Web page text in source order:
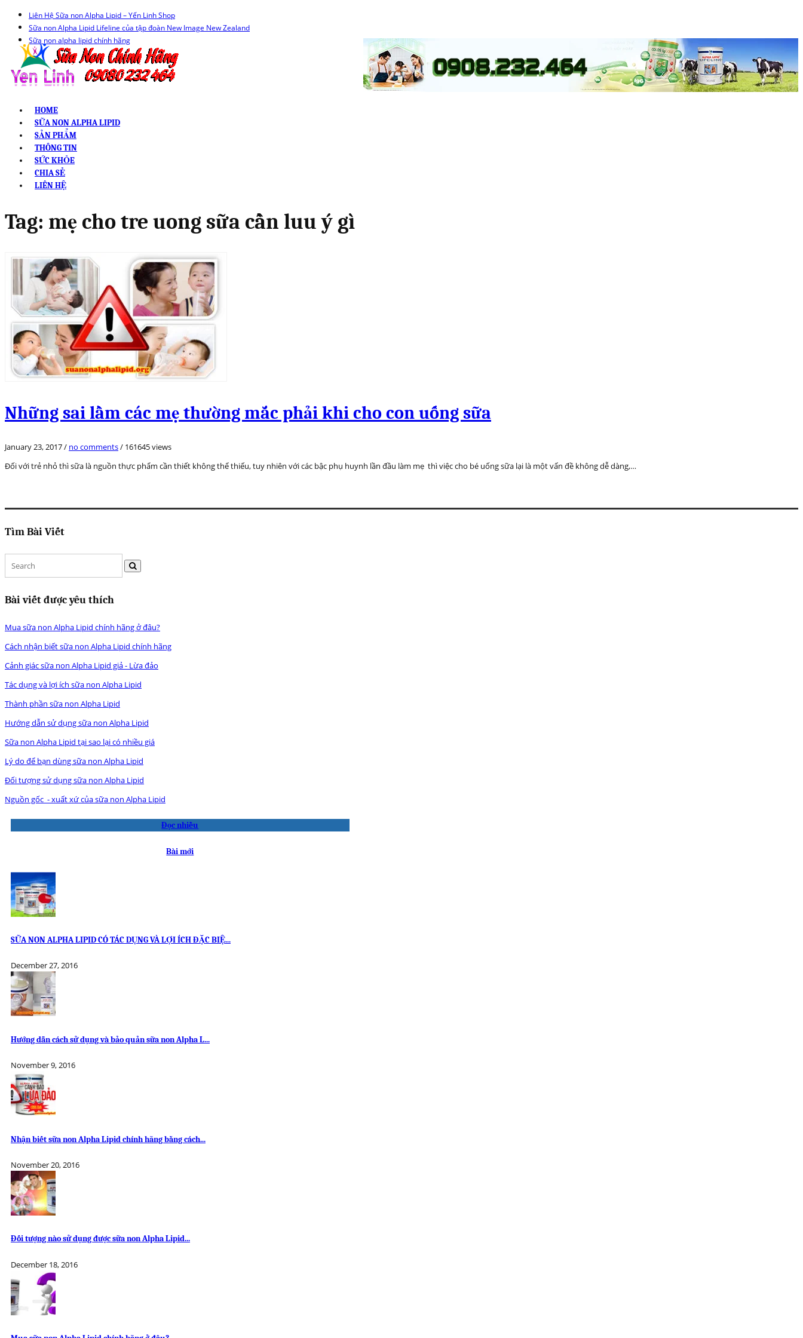
Liên Hệ Sữa non Alpha Lipid – Yến Linh Shop
Sữa non Alpha Lipid Lifeline của tập đoàn New Image New Zealand
Sữa non alpha lipid chính hãng
HOME
SỮA NON ALPHA LIPID
SẢN PHẨM
THÔNG TIN
SỨC KHỎE
CHIA SẺ
LIÊN HỆ
Tag: mẹ cho tre uong sữa cần luu ý gì
Những sai lầm các mẹ thường mắc phải khi cho con uống sữa
January 23, 2017/ no comments/ 161645 views
Đối với trẻ nhỏ thì sữa là nguồn thực phẩm cần thiết không thể thiếu, tuy nhiên với các bậc phụ huynh lần đầu làm mẹ thì việc cho bé uống sữa lại là một vấn đề không dễ dàng,…
Tìm Bài Viết
Bài viết được yêu thích
Mua sữa non Alpha Lipid chính hãng ở đâu?
Cách nhận biết sữa non Alpha Lipid chính hãng
Cảnh giác sữa non Alpha Lipid giả - Lừa đảo
Tác dụng và lợi ích sữa non Alpha Lipid
Thành phần sữa non Alpha Lipid
Hướng dẫn sử dụng sữa non Alpha Lipid
Sữa non Alpha Lipid tại sao lại có nhiều giá
Lý do để bạn dùng sữa non Alpha Lipid
Đối tượng sử dụng sữa non Alpha Lipid
Nguồn gốc - xuất xứ của sữa non Alpha Lipid
Đọc nhiều
Bài mới
SỮA NON ALPHA LIPID CÓ TÁC DỤNG VÀ LỢI ÍCH ĐẶC BIỆ...
December 27, 2016
Hướng dẫn cách sử dụng và bảo quản sữa non Alpha L...
November 9, 2016
Nhận biết sữa non Alpha Lipid chính hãng bằng cách...
November 20, 2016
Đối tượng nào sử dụng được sữa non Alpha Lipid...
December 18, 2016